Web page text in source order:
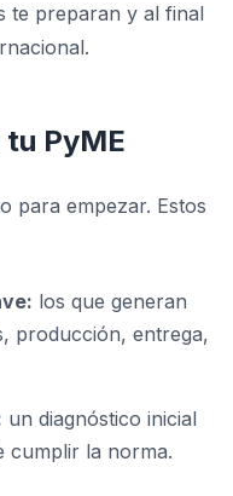
te preparan y al final
PyME
para empezar. Estos
los que generan
producción, entrega,
un diagnóstico inicial
cumplir la norma.